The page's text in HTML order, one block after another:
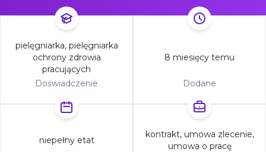
pielęgniarka, pielęgniarka
ochrony zdrowia
pracujących
Doświadczenie
8 miesięcy temu
Dodane
niepełny etat
kontrakt, umowa zlecenie,
umowa o pracę